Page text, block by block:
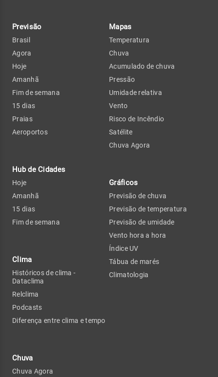
Previsão
Brasil
Agora
Hoje
Amanhã
Fim de semana
15 dias
Praias
Aeroportos
Hub de Cidades
Hoje
Amanhã
15 dias
Fim de semana
Clima
Históricos de clima -
Dataclima
Relclima
Podcasts
Diferença entre clima e tempo
Chuva
Chuva Agora
Mapas
Temperatura
Chuva
Acumulado de chuva
Pressão
Umidade relativa
Vento
Risco de Incêndio
Satélite
Chuva Agora
Gráficos
Previsão de chuva
Previsão de temperatura
Previsão de umidade
Vento hora a hora
Índice UV
Tábua de marés
Climatologia